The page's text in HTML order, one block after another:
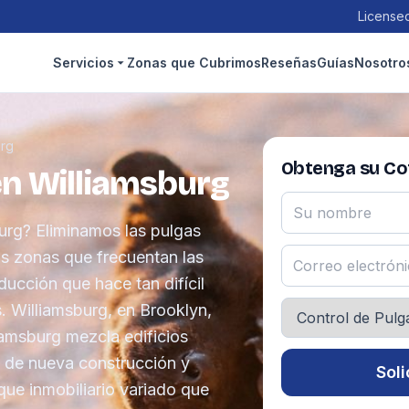
Servicios Zonas que CubrimosReseñasGuías
Williamsburg
Eliminamos las pulgas
zonas que frecuentan las
que hace tan difícil
Williamsburg, en Brooklyn,
mezcla edificios
nueva construcción y
inmobiliario variado que
Obtenga su